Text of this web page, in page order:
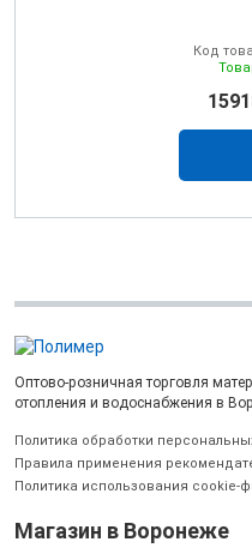
Код
Оптово-розничная торговля
отопления и водоснабжения в
Политика обработки
Правила применения
Политика использования cookie-
Магазин в Воронеже